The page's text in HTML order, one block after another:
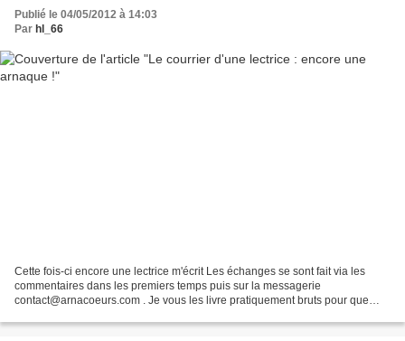
Publié le 04/05/2012 à 14:03
Par hl_66
Cette fois-ci encore une lectrice m'écrit Les échanges se sont fait via les
commentaires dans les premiers temps puis sur la messagerie
contact@arnacoeurs.com . Je vous les livre pratiquement bruts pour que